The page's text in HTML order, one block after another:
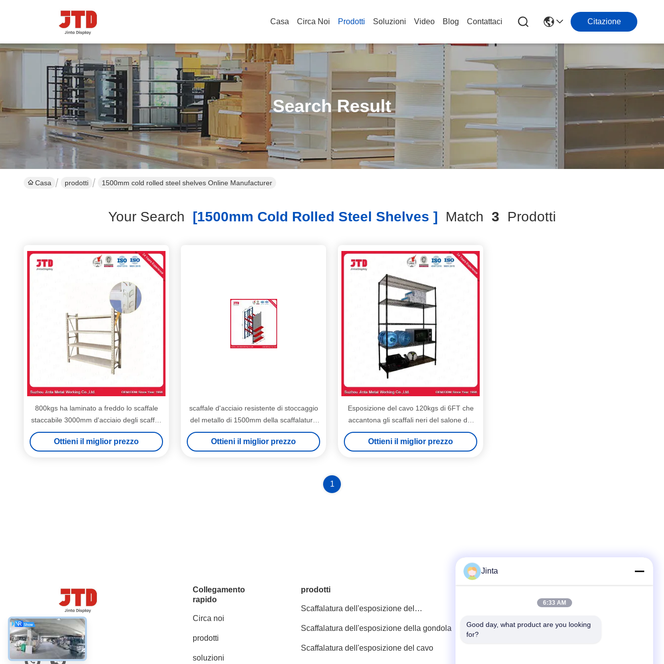
Casa Circa Noi Prodotti Soluzioni Video Blog Contattaci Citazione
Search Result
Casa prodotti 1500mm cold rolled steel shelves Online Manufacturer
Your Search [1500mm Cold Rolled Steel Shelves ] Match 3 Prodotti
800kgs ha laminato a freddo lo scaffale
staccabile 3000mm d'acciaio degli scaffali
1500mm
Ottieni il miglior prezzo
scaffale d'acciaio resistente di stoccaggio
del metallo di 1500mm della scaffalatura
della fila resistente dell'OEM 4
Ottieni il miglior prezzo
Esposizione del cavo 120kgs di 6FT che
accantona gli scaffali neri del salone del
ODM
Ottieni il miglior prezzo
1
Social media
Collegamento
rapido
Circa noi
prodotti
soluzioni
prodotti
Scaffalatura dell'esposizione del
Scaffalatura dell'esposizione della gondola
Scaffalatura dell'esposizione del cavo
86--18021269661
Jinta
6:33 AM
Good day, what product are you looking
for?